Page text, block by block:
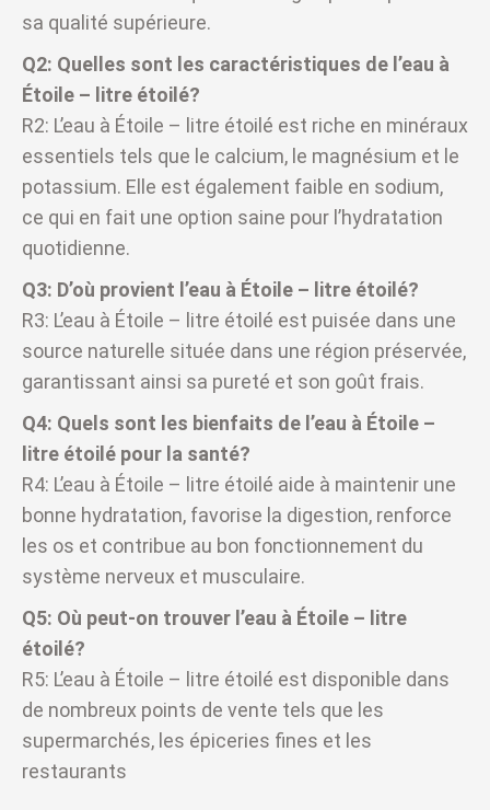
sa qualité supérieure.
Q2: Quelles sont les caractéristiques de l’eau à
Étoile – litre étoilé?
R2: L’eau à Étoile – litre étoilé est riche en minéraux
essentiels tels que le calcium, le magnésium et le
potassium. Elle est également faible en sodium,
ce qui en fait une option saine pour l’hydratation
quotidienne.
Q3: D’où provient l’eau à Étoile – litre étoilé?
R3: L’eau à Étoile – litre étoilé est puisée dans une
source naturelle située dans une région préservée,
garantissant ainsi sa pureté et son goût frais.
Q4: Quels sont les bienfaits de l’eau à Étoile –
litre étoilé pour la santé?
R4: L’eau à Étoile – litre étoilé aide à maintenir une
bonne hydratation, favorise la digestion, renforce
les os et contribue au bon fonctionnement du
système nerveux et musculaire.
Q5: Où peut-on trouver l’eau à Étoile – litre
étoilé?
R5: L’eau à Étoile – litre étoilé est disponible dans
de nombreux points de vente tels que les
supermarchés, les épiceries fines et les
restaurants